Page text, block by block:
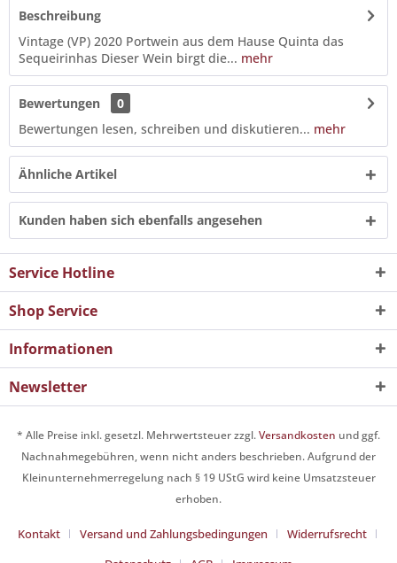
Beschreibung
Vintage (VP) 2020 Portwein aus dem Hause Quinta das
Sequeirinhas Dieser Wein birgt die... mehr
Bewertungen
0
Bewertungen lesen, schreiben und diskutieren... mehr
Ähnliche Artikel
Kunden haben sich ebenfalls angesehen
Service Hotline
Shop Service
Informationen
Newsletter
* Alle Preise inkl. gesetzl. Mehrwertsteuer zzgl.Versandkosten und ggf.
Nachnahmegebühren, wenn nicht anders beschrieben. Aufgrund der
Kleinunternehmerregelung nach § 19 UStG wird keine Umsatzsteuer
erhoben.
Kontakt Versand und Zahlungsbedingungen
Widerrufsrecht